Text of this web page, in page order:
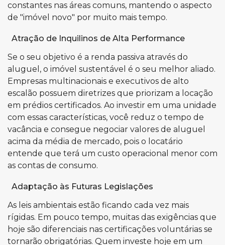
constantes nas áreas comuns, mantendo o aspecto
de "imóvel novo" por muito mais tempo.
Atração de Inquilinos de Alta Performance
Se o seu objetivo é a renda passiva através do
aluguel, o imóvel sustentável é o seu melhor aliado.
Empresas multinacionais e executivos de alto
escalão possuem diretrizes que priorizam a locação
em prédios certificados. Ao investir em uma unidade
com essas características, você reduz o tempo de
vacância e consegue negociar valores de aluguel
acima da média de mercado, pois o locatário
entende que terá um custo operacional menor com
as contas de consumo.
Adaptação às Futuras Legislações
As leis ambientais estão ficando cada vez mais
rígidas. Em pouco tempo, muitas das exigências que
hoje são diferenciais nas certificações voluntárias se
tornarão obrigatórias. Quem investe hoje em um